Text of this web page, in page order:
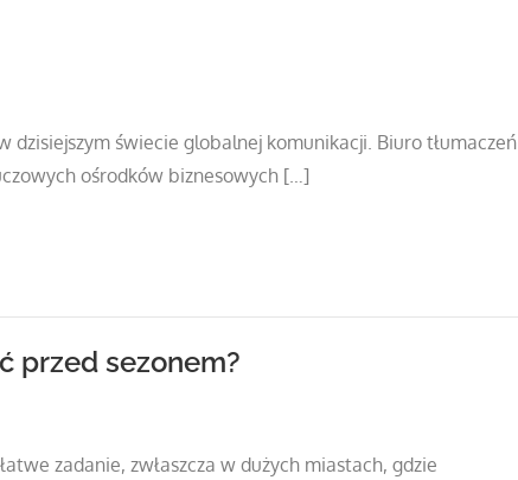
świecie globalnej komunikacji. Biuro tłumaczeń
ośrodków biznesowych […]
przed sezonem?
zadanie, zwłaszcza w dużych miastach, gdzie